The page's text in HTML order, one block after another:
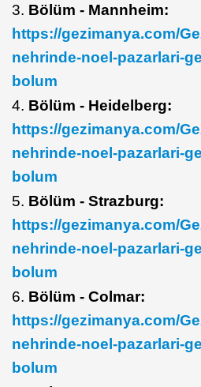
3. Bölüm - Mannheim:
https://gezimanya.com/
nehrinde-noel-pazarlari-
bolum
4. Bölüm - Heidelberg:
https://gezimanya.com/
nehrinde-noel-pazarlari-
bolum
5. Bölüm - Strazburg:
https://gezimanya.com/
nehrinde-noel-pazarlari-
bolum
6. Bölüm - Colmar:
https://gezimanya.com/
nehrinde-noel-pazarlari-
bolum